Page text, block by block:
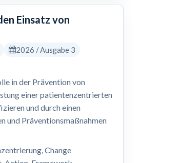
Einsatz von
2026 / Ausgabe 3
in der Prävention von
einer patientenzentrierten
und durch einen
und Präventionsmaßnahmen
Change